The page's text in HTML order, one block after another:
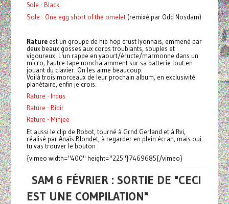
Sole - Black
Sole - One egg short of the omelet(remixé par Odd Nosdam)
Ratureest un groupe de hip hop crust lyonnais, emmené par
deux beaux gosses aux corps troublants, souples et
vigoureux. L'un rappe en yaourt/éructe/marmonne dans un
micro, l'autre tape nonchalamment sur sa batterie tout en
jouant du clavier. On les aime beaucoup.
Voilà trois morceaux de leur prochain album, en exclusivité
planétaire, enfin je crois.
Rature - Indus
Rature - Bibir
Rature - Minjee
Et aussi le clip de Robot, tourné à Grnd Gerland et à Rvi,
réalisé par Anaïs Blondet, à regarder en plein écran, mais oui
tu vas trouver le bouton :
{vimeo width="400" height="225"}7469685{/vimeo}
SAM 6 FÉVRIER : SORTIE DE "CECI
EST UNE COMPILATION"